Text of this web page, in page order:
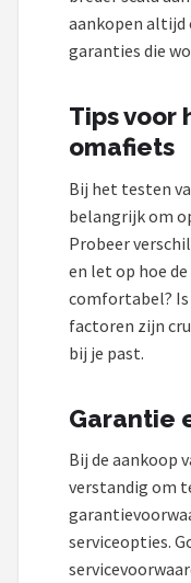
aankopen altijd
garanties die
Tips voor
omafiets
Bij het testen
belangrijk om
Probeer
en let op hoe
comfortabel? Is
factoren zijn
bij je past.
Garantie
Bij de aankoop
verstandig om
serviceopties.